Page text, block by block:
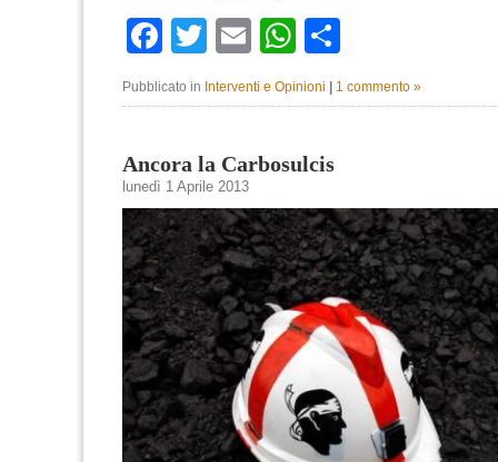
Facebook
TwitterEmailWhatsApp
Pubblicato in Interventi e Opinioni | 1 commento »
Ancora la Carbosulcis
lunedì 1 Aprile 2013